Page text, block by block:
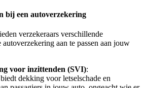
bij een autoverzekering
verzekeraars verschillende
aan te passen aan jouw
voor inzittenden (SVI):
dekking voor letselschade en